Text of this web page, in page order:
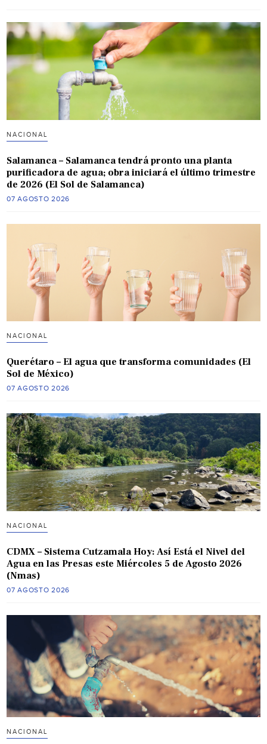
NACIONAL
Salamanca – Salamanca tendrá pronto una planta
purificadora de agua; obra iniciará el último trimestre
de 2026 (El Sol de Salamanca)
07 AGOSTO 2026
NACIONAL
Querétaro – El agua que transforma comunidades (El
Sol de México)
07 AGOSTO 2026
NACIONAL
CDMX – Sistema Cutzamala Hoy: Así Está el Nivel del
Agua en las Presas este Miércoles 5 de Agosto 2026
(Nmas)
07 AGOSTO 2026
NACIONAL